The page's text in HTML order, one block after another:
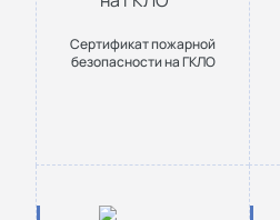
Сертификат пожарной
безопасности на ГКЛО